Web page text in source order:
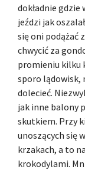
dokładnie
jeździ jak
się oni podążać
chwycić za
promieniu kilku
sporo lądowisk,
dolecieć.
jak inne balony
skutkiem. Przy
unoszących się
krzakach, a to
krokodylami.